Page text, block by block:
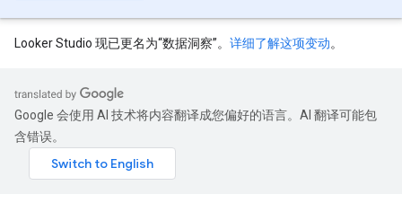
Looker Studio 现已更名为“数据洞察”。 详细了解这项变动。
Google 会使用 AI 技术将内容翻译成您偏好的语言。AI 翻译可能包
含错误。